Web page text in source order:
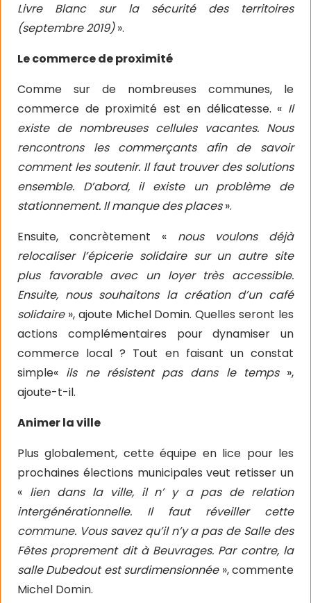
Livre Blanc sur la sécurité des territoires
(septembre 2019)».
Le commerce de proximité
Comme sur de nombreuses communes, le
commerce de proximité est en délicatesse. « Il
existe de nombreuses cellules vacantes. Nous
rencontrons les commerçants afin de savoir
comment les soutenir. Il faut trouver des solutions
ensemble. D’abord, il existe un problème de
stationnement. Il manque des places».
Ensuite, concrètement « nous voulons déjà
relocaliser l’épicerie solidaire sur un autre site
plus favorable avec un loyer très accessible.
Ensuite, nous souhaitons la création d’un café
solidaire », ajoute Michel Domin. Quelles seront les
actions complémentaires pour dynamiser un
commerce local ? Tout en faisant un constat
simple« ils ne résistent pas dans le temps »,
ajoute-t-il.
Animer la ville
Plus globalement, cette équipe en lice pour les
prochaines élections municipales veut retisser un
« lien dans la ville, il n’ y a pas de relation
intergénérationnelle. Il faut réveiller cette
commune. Vous savez qu’il n’y a pas de Salle des
Fêtes proprement dit à Beuvrages. Par contre, la
salle Dubedout est surdimensionnée », commente
Michel Domin.